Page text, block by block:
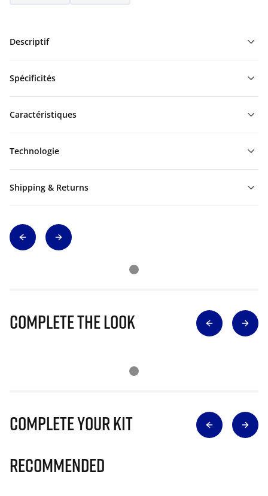
Descriptif
Spécificités
Caractéristiques
Technologie
Shipping & Returns
Complete The Look
Complete Your Kit
Recommended